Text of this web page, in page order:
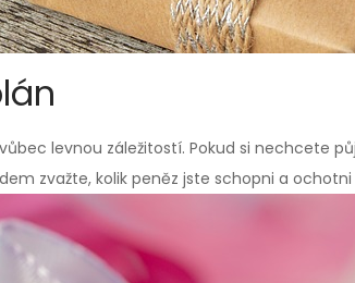
levnou záležitostí. Pokud si nechcete
zvažte, kolik peněz jste schopni a